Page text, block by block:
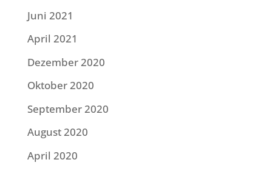
Juni 2021
April 2021
Dezember 2020
Oktober 2020
September 2020
August 2020
April 2020